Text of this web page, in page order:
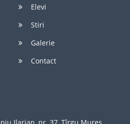
Elevi
Stiri
Galerie
Contact